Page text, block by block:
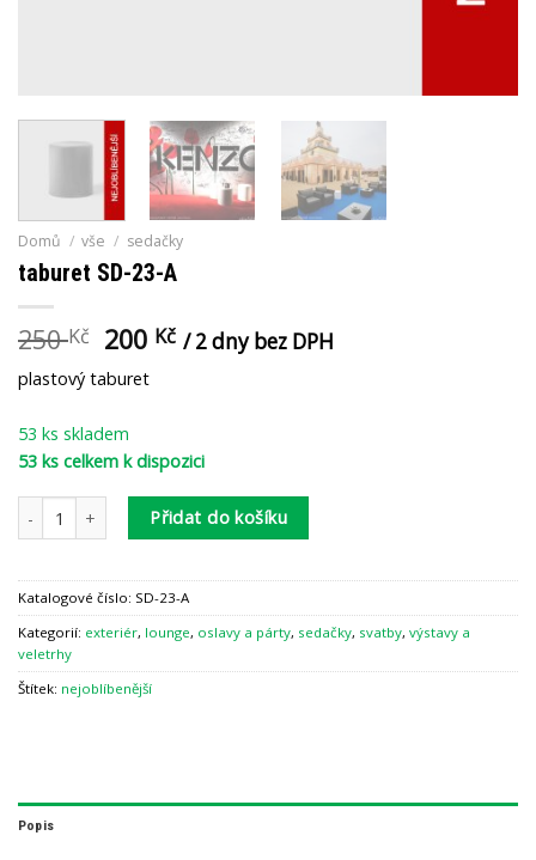
Domů / vše / sedačky
taburet SD-23-A
250Kč 200 Kč / 2 dny bez DPH
plastový taburet
53 ks skladem
53 ks celkem k dispozici
taburet SD-23-A množstvíPřidat do košíku
Katalogové číslo: SD-23-A
Kategorií: exteriér, lounge, oslavy a párty, sedačky, svatby, výstavy a
veletrhy
Štítek: nejoblíbenější
Popis